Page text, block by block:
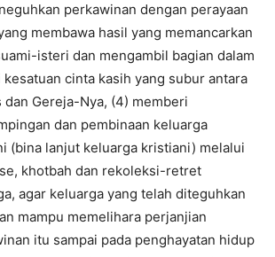
perkawinan dengan perayaan
membawa hasil yang memancarkan
isteri dan mengambil bagian dalam
cinta kasih yang subur antara
dan Gereja-Nya, (4) memberi
dan pembinaan keluarga
(bina lanjut keluarga kristiani) melalui
khotbah dan rekoleksi-retret
agar keluarga yang telah diteguhkan
mampu memelihara perjanjian
itu sampai pada penghayatan hidup